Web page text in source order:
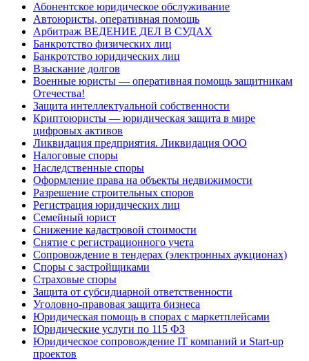
Абонентское юридическое обслуживание
Автоюристы, оперативная помощь
Арбитраж ВЕДЕНИЕ ДЕЛ В СУДАХ
Банкротство физических лиц
Банкротство юридических лиц
Взыскание долгов
Военные юристы — оперативная помощь защитникам
Отечества!
Защита интеллектуальной собственности
Криптоюристы — юридическая защита в мире
цифровых активов
Ликвидация предприятия. Ликвидация ООО
Налоговые споры
Наследственные споры
Оформление права на объекты недвижимости
Разрешение строительных споров
Регистрация юридических лиц
Семейный юрист
Снижение кадастровой стоимости
Снятие с регистрационного учета
Сопровождение в тендерах (электронных аукционах)
Споры с застройщиками
Страховые споры
Защита от субсидиарной ответственности
Уголовно-правовая защита бизнеса
Юридическая помощь в спорах с маркетплейсами
Юридические услуги по 115 ФЗ
Юридическое сопровождение IT компаний и Start-up
проектов